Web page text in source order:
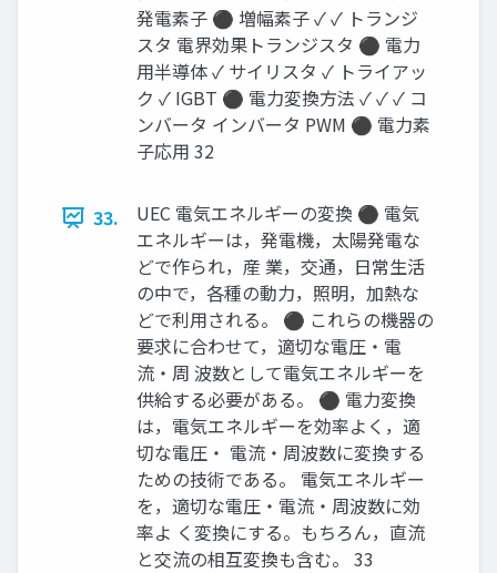
発電素子 ⚫ 増幅素子 ✓ ✓ トランジ
スタ 電界効果トランジスタ ⚫ 電力
用半導体 ✓ サイリスタ ✓ トライアッ
ク ✓ IGBT ⚫ 電力変換方法 ✓ ✓ ✓ コ
ンバータ インバータ PWM ⚫ 電力素
子応用 32
33.
UEC 電気エネルギーの変換 ⚫ 電気
エネルギーは，発電機，太陽発電な
どで作られ，産 業，交通，日常生活
の中で，各種の動力，照明，加熱な
どで利用される。 ⚫ これらの機器の
要求に合わせて，適切な電圧・電
流・周 波数として電気エネルギーを
供給する必要がある。 ⚫ 電力変換
は，電気エネルギーを効率よく，適
切な電圧・ 電流・周波数に変換する
ための技術である。 電気エネルギー
を，適切な電圧・電流・周波数に効
率よ く変換にする。もちろん，直流
と交流の相互変換も含む。 33